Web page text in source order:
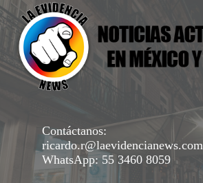
Contáctanos:
ricardo.r@laevidencianews.com
WhatsApp: 55 3460 8059